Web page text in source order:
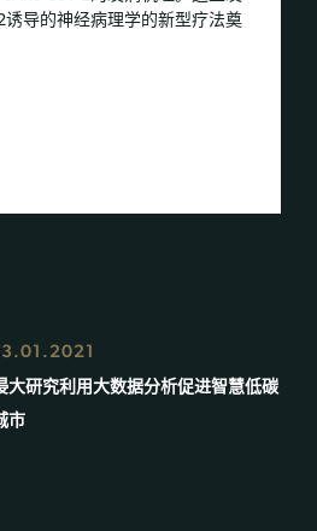
诱导的神经病理学的新型疗法奠
大研究利用大数据分析促进智慧低碳
市